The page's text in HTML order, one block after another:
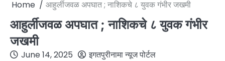
Home आहुर्लीजवळ अपघात ; नाशिकचे ८ युवक गंभीर जखमी
आहुर्लीजवळ अपघात ; नाशिकचे ८ युवक गंभीर
जखमी
June 14, 2025 इगतपुरीनामा न्यूज पोर्टल